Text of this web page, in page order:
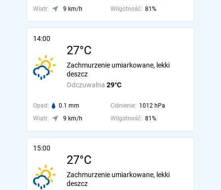
Wiatr:
9 km/h Wilgotność: 81%
14:00
27°C
Odczuwalna 29°C
Zachmurzenie umiarkowane, lekki
deszcz
Opad: 0.1 mm Ciśnienie: 1012 hPa
Wiatr:
9 km/h Wilgotność: 81%
15:00
27°C
Zachmurzenie umiarkowane, lekki
deszcz